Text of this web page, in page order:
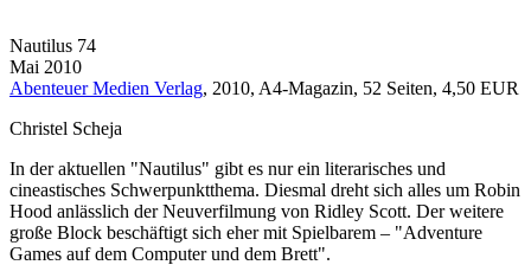
Nautilus 74
Mai 2010
Abenteuer Medien Verlag, 2010, A4-Magazin, 52 Seiten, 4,50 EUR
Christel Scheja
In der aktuellen "Nautilus" gibt es nur ein literarisches und
cineastisches Schwerpunktthema. Diesmal dreht sich alles um Robin
Hood anlässlich der Neuverfilmung von Ridley Scott. Der weitere
große Block beschäftigt sich eher mit Spielbarem – "Adventure
Games auf dem Computer und dem Brett".